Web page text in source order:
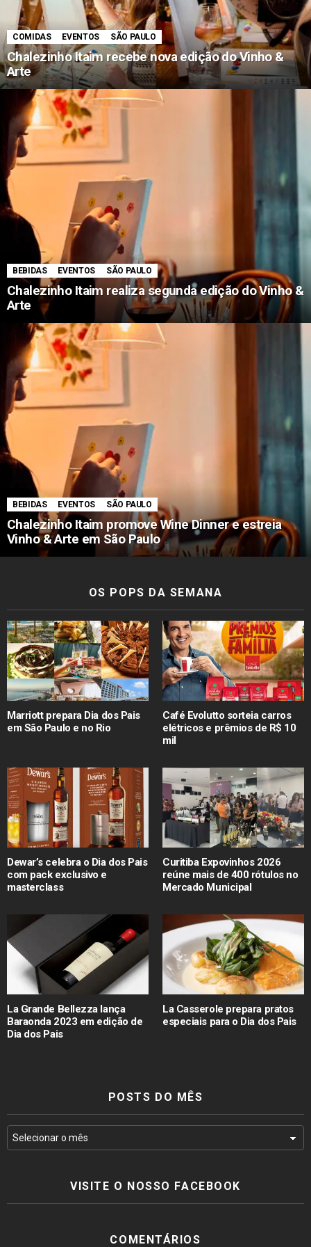
COMIDAS EVENTOS SÃO PAULO
Chalezinho Itaim recebe nova edição do Vinho &
Arte
BEBIDAS EVENTOS SÃO PAULO
Chalezinho Itaim realiza segunda edição do Vinho &
Arte
BEBIDAS EVENTOS SÃO PAULO
Chalezinho Itaim promove Wine Dinner e estreia
Vinho & Arte em São Paulo
OS POPS DA SEMANA
Marriott prepara Dia dos Pais
em São Paulo e no Rio
Café Evolutto sorteia carros
elétricos e prêmios de R$ 10
mil
Dewar’s celebra o Dia dos Pais
com pack exclusivo e
masterclass
Curitiba Expovinhos 2026
reúne mais de 400 rótulos no
Mercado Municipal
La Grande Bellezza lança
Baraonda 2023 em edição de
Dia dos Pais
La Casserole prepara pratos
especiais para o Dia dos Pais
POSTS DO MÊS
VISITE O NOSSO FACEBOOK
COMENTÁRIOS